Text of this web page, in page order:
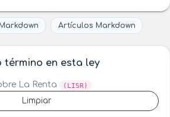
Artículos Markdown
término en esta ley
La Renta (LISR)
Limpiar